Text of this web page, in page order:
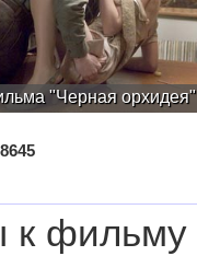
"Черная орхидея"
8645
к фильму